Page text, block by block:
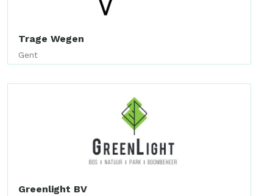
Trage Wegen
Gent
Greenlight BV